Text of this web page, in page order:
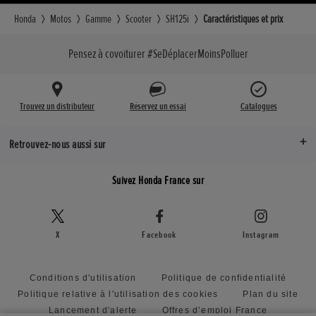
138 kg
Traînée (mm)
85 mm
Empattement (mm)
Honda Motos Gamme Scooter SH125i Caractéristiques et prix
Pensez à covoiturer #SeDéplacerMoinsPolluer
Trouvez un distributeur Réservez un essai Catalogues
Retrouvez-nous aussi sur
Suivez Honda France sur
X Facebook Instagram
Conditions d'utilisation
Politique de confidentialité
Politique relative à l'utilisation des cookies
Plan du site
Lancement d'alerte
Offres d’emploi France